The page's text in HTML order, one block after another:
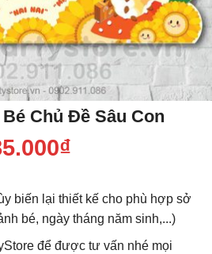
Chủ Đề Sâu Con
₫Giá
tại
là:
485.000₫.
biến lại thiết kế cho phù hợp sở
bé, ngày tháng năm sinh,...)
để được tư vấn nhé mọi